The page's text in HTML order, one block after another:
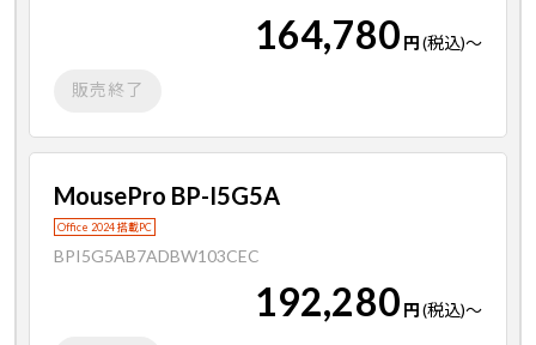
164,780 円(税込)～
販売終了
MousePro BP-I5G5A
Office 2024 搭載PC
BPI5G5AB7ADBW103CEC
192,280 円(税込)～